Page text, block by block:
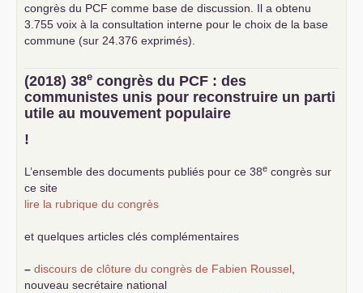
congrès du PCF comme base de discussion. Il a obtenu
3.755 voix à la consultation interne pour le choix de la base
commune (sur 24.376 exprimés).
(2018) 38e congrès du PCF : des
communistes unis pour reconstruire un parti
utile au mouvement populaire
!
L’ensemble des documents publiés pour ce 38e congrès sur
ce site
lire la rubrique du congrès
et quelques articles clés complémentaires
– discours de clôture du congrès de Fabien Roussel
nouveau secrétaire national